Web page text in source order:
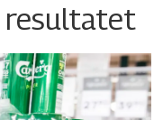
resultatet